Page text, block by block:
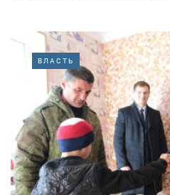
ВЛАСТЬ